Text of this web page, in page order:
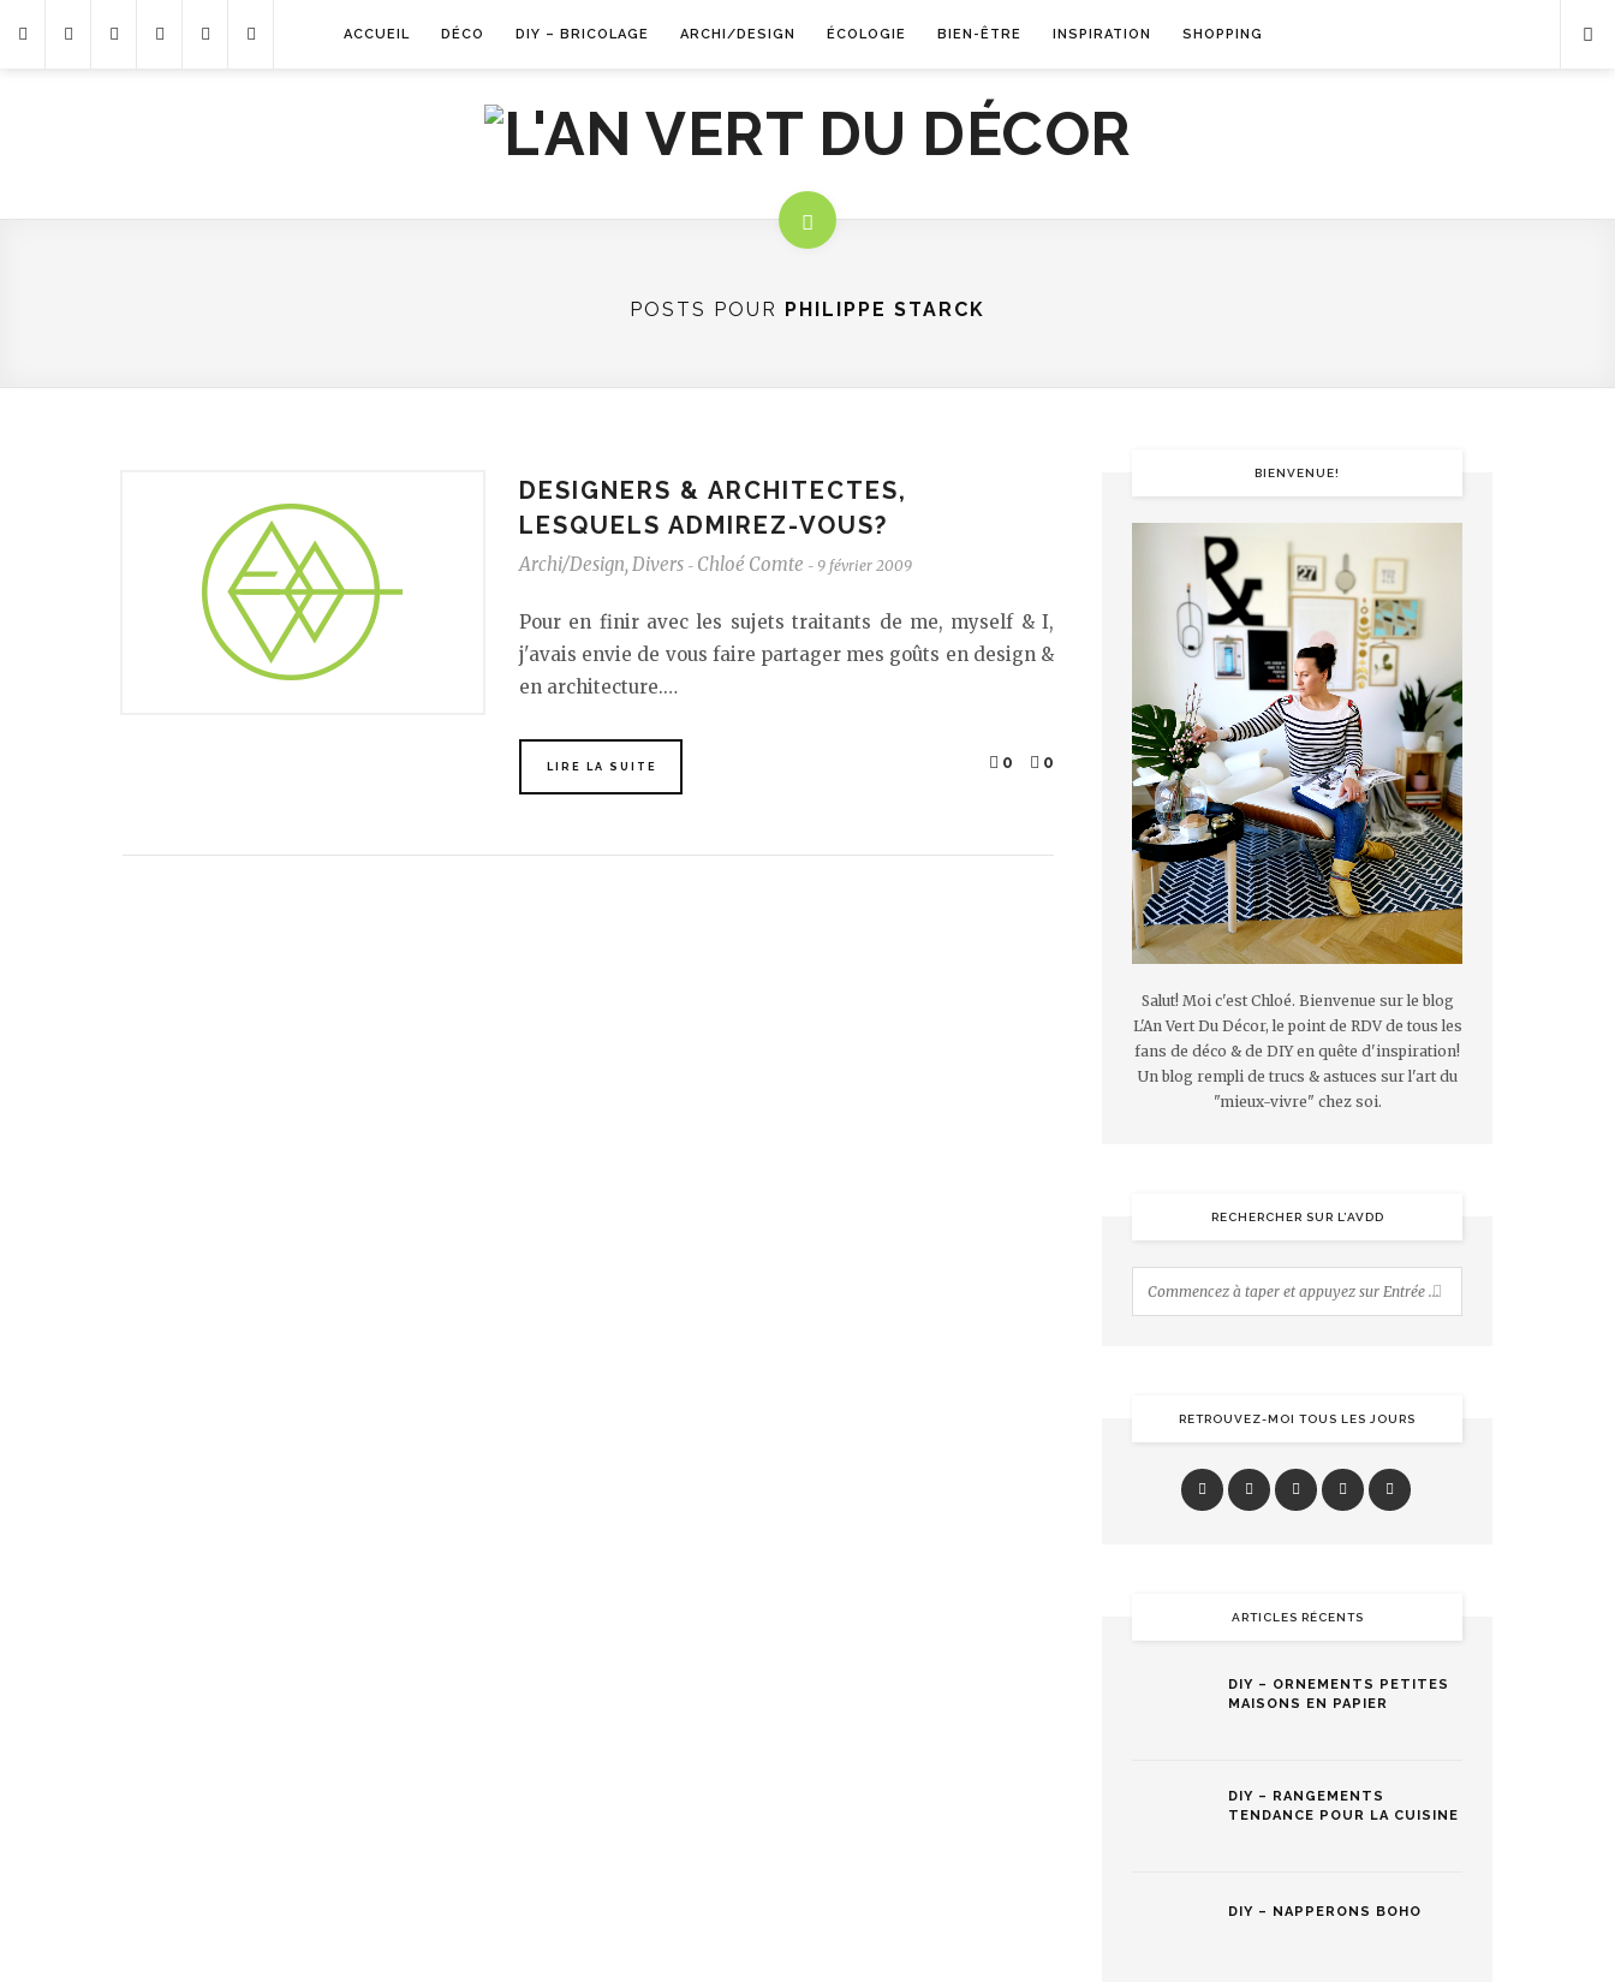
ACCUEIL DÉCO DIY – BRICOLAGE ARCHI/DESIGN ÉCOLOGIE BIEN-ÊTRE INSPIRATION SHOPPING
POSTS POUR PHILIPPE STARCK
DESIGNERS & ARCHITECTES,
LESQUELS ADMIREZ-VOUS?
Archi/Design, Divers - Chloé Comte - 9 février 2009
Pour en finir avec les sujets traitants de me, myself & I,
j'avais envie de vous faire partager mes goûts en design &
en architecture.…
LIRE LA SUITE 0 0
BIENVENUE!
Salut! Moi c'est Chloé. Bienvenue sur le blog
L'An Vert Du Décor, le point de RDV de tous les
fans de déco & de DIY en quête d'inspiration!
Un blog rempli de trucs & astuces sur l'art du
"mieux-vivre" chez soi.
RECHERCHER SUR L’AVDD
RETROUVEZ-MOI TOUS LES JOURS
ARTICLES RÉCENTS
DIY – ORNEMENTS PETITES
MAISONS EN PAPIER
DIY – RANGEMENTS
TENDANCE POUR LA CUISINE
DIY – NAPPERONS BOHO